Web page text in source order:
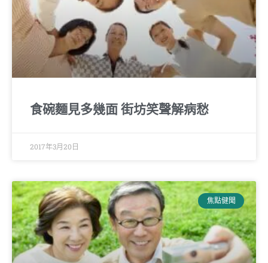
食碗麵見多幾面 街坊笑聲解病愁
2017年3月20日
焦點健聞